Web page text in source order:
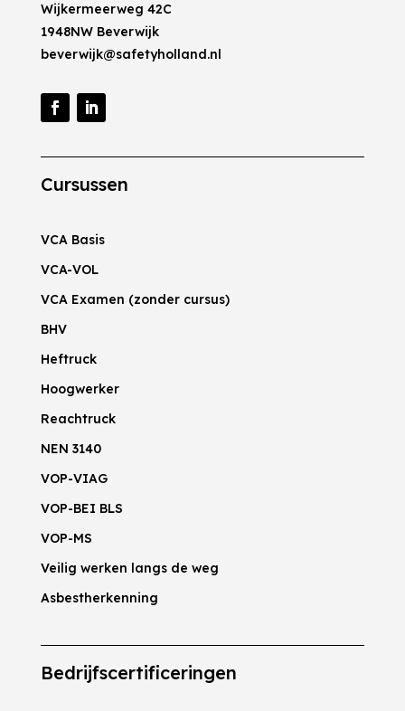
Wijkermeerweg 42C
1948NW Beverwijk
beverwijk@safetyholland.nl
Cursussen
VCA Basis
VCA-VOL
VCA Examen (zonder cursus)
BHV
Heftruck
Hoogwerker
Reachtruck
NEN 3140
VOP-VIAG
VOP-BEI BLS
VOP-MS
Veilig werken langs de weg
Asbestherkenning
Bedrijfscertificeringen